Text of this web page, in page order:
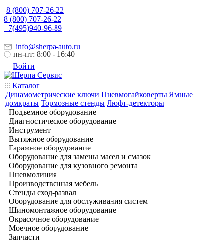
8 (800) 707-26-22
8 (800) 707-26-22
+7(495)940-96-89
info@sherpa-auto.ru
пн-пт: 8:00 - 16:40
Войти
Каталог
Динамометрические ключи Пневмогайковерты Ямные
домкраты Тормозные стенды Люфт-детекторы
Подъемное оборудование
Диагностическое оборудование
Инструмент
Вытяжное оборудование
Гаражное оборудование
Оборудование для замены масел и смазок
Оборудование для кузовного ремонта
Пневмолиния
Производственная мебель
Стенды сход-развал
Оборудование для обслуживания систем
Шиномонтажное оборудование
Окрасочное оборудование
Моечное оборудование
Запчасти